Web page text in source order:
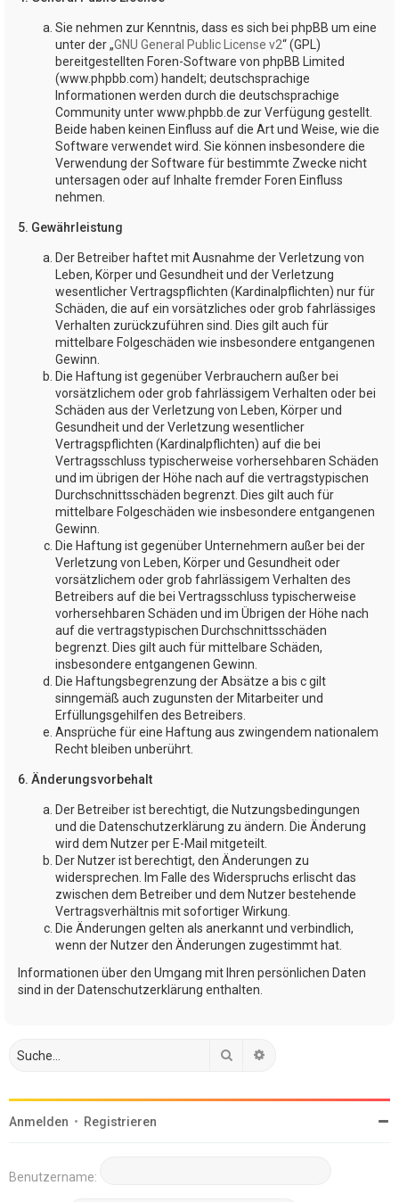
Sie nehmen zur Kenntnis, dass es sich bei phpBB um eine
unter der „GNU General Public License v2“ (GPL)
bereitgestellten Foren-Software von phpBB Limited
(www.phpbb.com) handelt; deutschsprachige
Informationen werden durch die deutschsprachige
Community unter www.phpbb.de zur Verfügung gestellt.
Beide haben keinen Einfluss auf die Art und Weise, wie die
Software verwendet wird. Sie können insbesondere die
Verwendung der Software für bestimmte Zwecke nicht
untersagen oder auf Inhalte fremder Foren Einfluss
nehmen.
5. Gewährleistung
Der Betreiber haftet mit Ausnahme der Verletzung von
Leben, Körper und Gesundheit und der Verletzung
wesentlicher Vertragspflichten (Kardinalpflichten) nur für
Schäden, die auf ein vorsätzliches oder grob fahrlässiges
Verhalten zurückzuführen sind. Dies gilt auch für
mittelbare Folgeschäden wie insbesondere entgangenen
Gewinn.
Die Haftung ist gegenüber Verbrauchern außer bei
vorsätzlichem oder grob fahrlässigem Verhalten oder bei
Schäden aus der Verletzung von Leben, Körper und
Gesundheit und der Verletzung wesentlicher
Vertragspflichten (Kardinalpflichten) auf die bei
Vertragsschluss typischerweise vorhersehbaren Schäden
und im übrigen der Höhe nach auf die vertragstypischen
Durchschnittsschäden begrenzt. Dies gilt auch für
mittelbare Folgeschäden wie insbesondere entgangenen
Gewinn.
Die Haftung ist gegenüber Unternehmern außer bei der
Verletzung von Leben, Körper und Gesundheit oder
vorsätzlichem oder grob fahrlässigem Verhalten des
Betreibers auf die bei Vertragsschluss typischerweise
vorhersehbaren Schäden und im Übrigen der Höhe nach
auf die vertragstypischen Durchschnittsschäden
begrenzt. Dies gilt auch für mittelbare Schäden,
insbesondere entgangenen Gewinn.
Die Haftungsbegrenzung der Absätze a bis c gilt
sinngemäß auch zugunsten der Mitarbeiter und
Erfüllungsgehilfen des Betreibers.
Ansprüche für eine Haftung aus zwingendem nationalem
Recht bleiben unberührt.
6. Änderungsvorbehalt
Der Betreiber ist berechtigt, die Nutzungsbedingungen
und die Datenschutzerklärung zu ändern. Die Änderung
wird dem Nutzer per E-Mail mitgeteilt.
Der Nutzer ist berechtigt, den Änderungen zu
widersprechen. Im Falle des Widerspruchs erlischt das
zwischen dem Betreiber und dem Nutzer bestehende
Vertragsverhältnis mit sofortiger Wirkung.
Die Änderungen gelten als anerkannt und verbindlich,
wenn der Nutzer den Änderungen zugestimmt hat.
Informationen über den Umgang mit Ihren persönlichen Daten
sind in der Datenschutzerklärung enthalten.
Suche
Anmelden • Registrieren
Benutzername: